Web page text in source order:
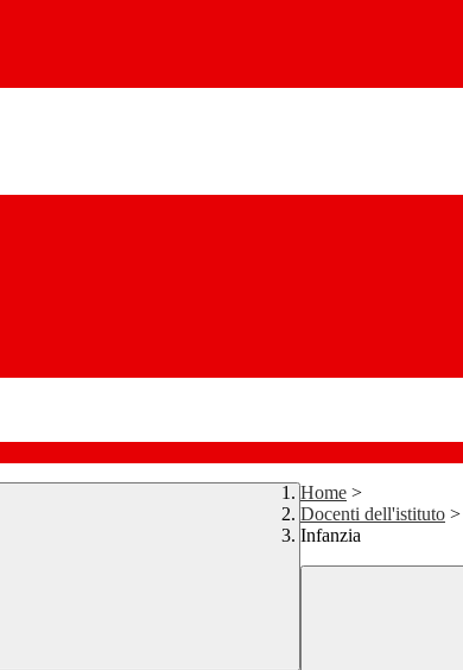
Home >
Docenti dell'istituto >
Infanzia